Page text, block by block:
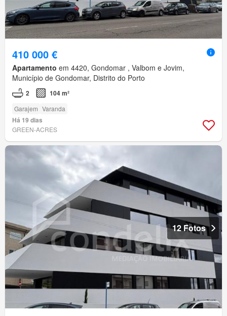
410 000 €
Apartamento em 4420, Gondomar , Valbom e Jovim,
Município de Gondomar, Distrito do Porto
2 104 m²
Garajem Varanda
Há 19 dias
GREEN-ACRES
12 Fotos